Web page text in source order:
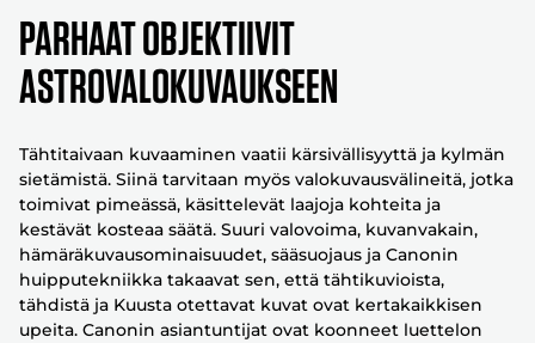
Parhaat objektiivit
astrovalokuvaukseen
Tähtitaivaan kuvaaminen vaatii kärsivällisyyttä ja kylmän
sietämistä. Siinä tarvitaan myös valokuvausvälineitä, jotka
toimivat pimeässä, käsittelevät laajoja kohteita ja
kestävät kosteaa säätä. Suuri valovoima, kuvanvakain,
hämäräkuvausominaisuudet, sääsuojaus ja Canonin
huipputekniikka takaavat sen, että tähtikuvioista,
tähdistä ja Kuusta otettavat kuvat ovat kertakaikkisen
upeita. Canonin asiantuntijat ovat koonneet luettelon